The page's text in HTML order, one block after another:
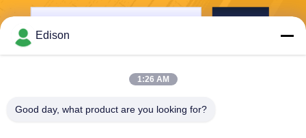
Edison
1:26 AM
Good day, what product are you looking for?